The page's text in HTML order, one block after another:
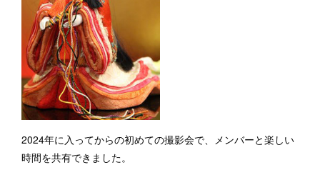
2024年に入ってからの初めての撮影会で、メンバーと楽しい
時間を共有できました。